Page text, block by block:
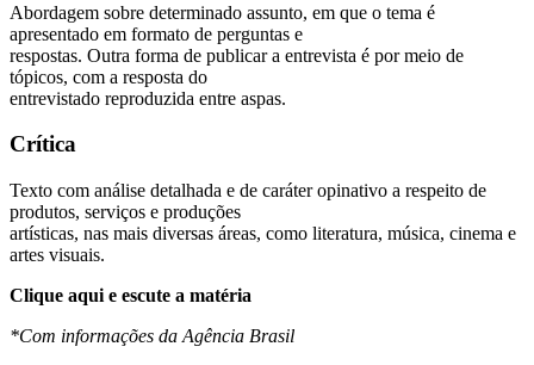
Abordagem sobre determinado assunto, em que o tema é
apresentado em formato de perguntas e
respostas. Outra forma de publicar a entrevista é por meio de
tópicos, com a resposta do
entrevistado reproduzida entre aspas.
Crítica
Texto com análise detalhada e de caráter opinativo a respeito de
produtos, serviços e produções
artísticas, nas mais diversas áreas, como literatura, música, cinema e
artes visuais.
Clique aqui e escute a matéria
*Com informações da Agência Brasil